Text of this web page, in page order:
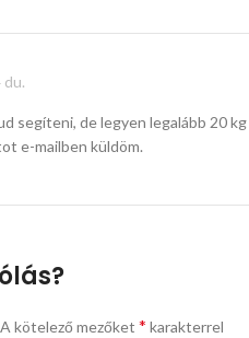
du.
segíteni, de legyen legalább 20 kg
e-mailben küldöm.
A kötelező mezőket * karakterrel